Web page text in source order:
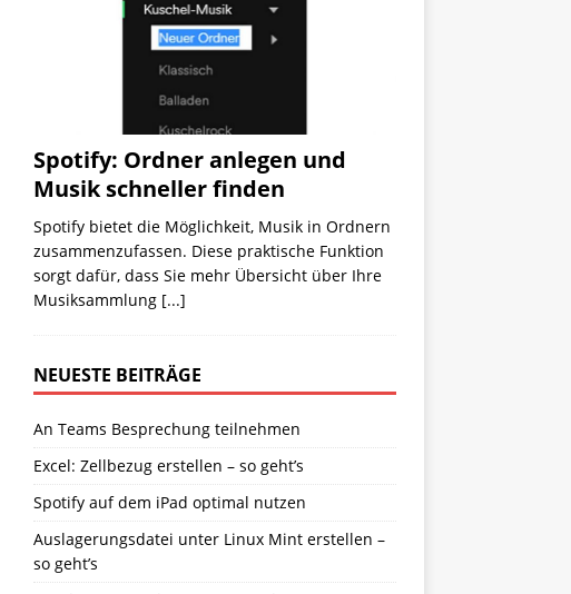
Spotify: Ordner anlegen und
Musik schneller finden
Spotify bietet die Möglichkeit, Musik in Ordnern
zusammenzufassen. Diese praktische Funktion
sorgt dafür, dass Sie mehr Übersicht über Ihre
Musiksammlung [...]
NEUESTE BEITRÄGE
An Teams Besprechung teilnehmen
Excel: Zellbezug erstellen – so geht’s
Spotify auf dem iPad optimal nutzen
Auslagerungsdatei unter Linux Mint erstellen –
so geht’s